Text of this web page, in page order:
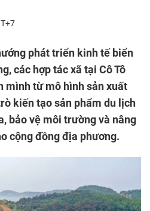
phát triển kinh tế biển
các hợp tác xã tại Cô Tô
mình từ mô hình sản xuất
kiến tạo sản phẩm du lịch
bảo vệ môi trường và nâng
cộng đồng địa phương.